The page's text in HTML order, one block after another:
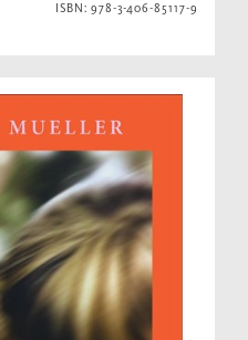
ISBN: 978-3-406-85117-9